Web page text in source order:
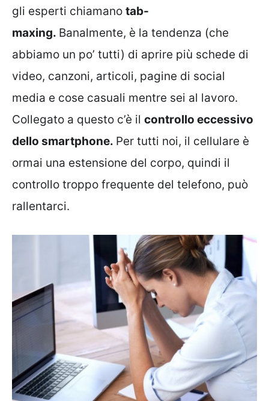
gli esperti chiamano tab-
maxing. Banalmente, è la tendenza (che
abbiamo un po’ tutti) di aprire più schede di
video, canzoni, articoli, pagine di social
media e cose casuali mentre sei al lavoro.
Collegato a questo c’è il controllo eccessivo
dello smartphone. Per tutti noi, il cellulare è
ormai una estensione del corpo, quindi il
controllo troppo frequente del telefono, può
rallentarci.